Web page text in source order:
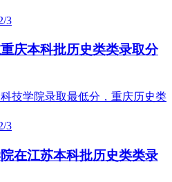
3
庆本科批历史类类录取分
3
在江苏本科批历史类类录